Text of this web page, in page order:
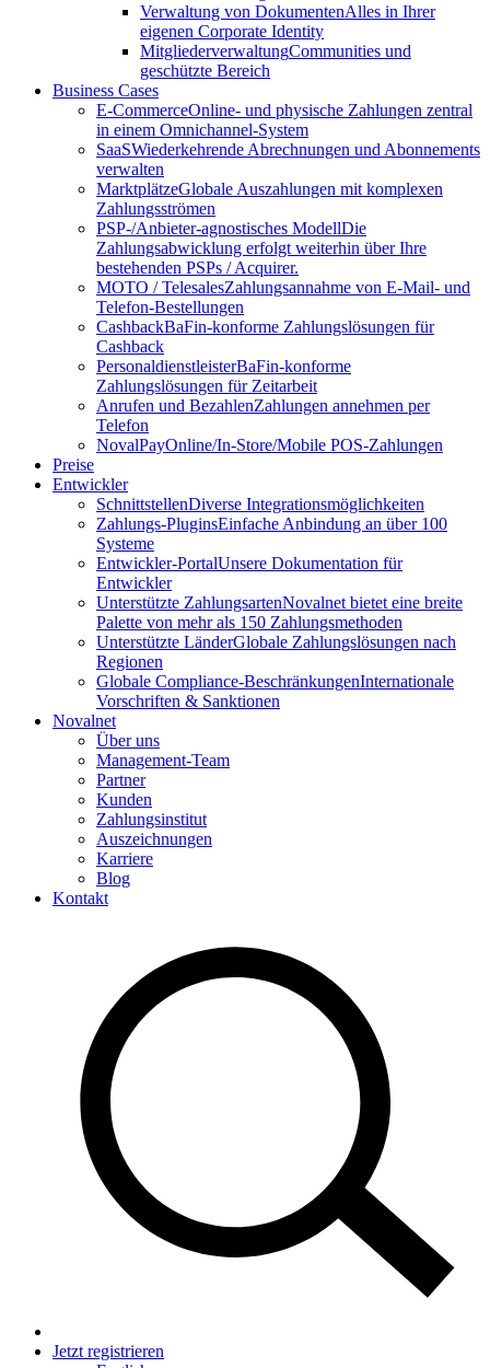
Verwaltung von DokumentenAlles in Ihrer
eigenen Corporate Identity
MitgliederverwaltungCommunities und
geschützte Bereich
Business Cases
E-CommerceOnline- und physische Zahlungen zentral
in einem Omnichannel-System
SaaSWiederkehrende Abrechnungen und Abonnements
verwalten
MarktplätzeGlobale Auszahlungen mit komplexen
Zahlungsströmen
PSP-/Anbieter‑agnostisches ModellDie
Zahlungsabwicklung erfolgt weiterhin über Ihre
bestehenden PSPs / Acquirer.
MOTO / TelesalesZahlungsannahme von E-Mail- und
Telefon-Bestellungen
CashbackBaFin-konforme Zahlungslösungen für
Cashback
PersonaldienstleisterBaFin-konforme
Zahlungslösungen für Zeitarbeit
Anrufen und BezahlenZahlungen annehmen per
Telefon
NovalPayOnline/In-Store/Mobile POS-Zahlungen
Preise
Entwickler
SchnittstellenDiverse Integrationsmöglichkeiten
Zahlungs-PluginsEinfache Anbindung an über 100
Systeme
Entwickler-PortalUnsere Dokumentation für
Entwickler
Unterstützte ZahlungsartenNovalnet bietet eine breite
Palette von mehr als 150 Zahlungsmethoden
Unterstützte LänderGlobale Zahlungslösungen nach
Regionen
Globale Compliance-BeschränkungenInternationale
Vorschriften & Sanktionen
Novalnet
Über uns
Management-Team
Partner
Kunden
Zahlungsinstitut
Auszeichnungen
Karriere
Blog
Kontakt
Jetzt registrieren